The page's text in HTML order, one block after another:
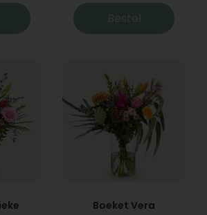
Bestel
Boeket Vera